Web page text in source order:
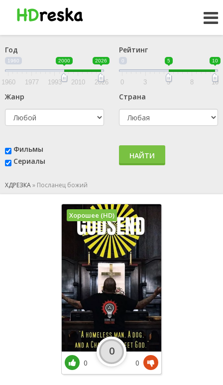
Год
1960 2000 2026
1960 1977 1993 2010 2026
Рейтинг
0 5 10
0 3 5 8 10
Жанр Страна
Фильмы
Сериалы
НАЙТИ
ХДРЕЗКА» Посланец божий
Хорошее (HD)
0
0
0